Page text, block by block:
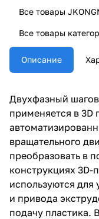
Все товары
Все товары
Описание
Двухфазный
применяется в 3D
вращательного
преобразовать в
конструкциях 3D-
используются
и привода
подачу пластика.